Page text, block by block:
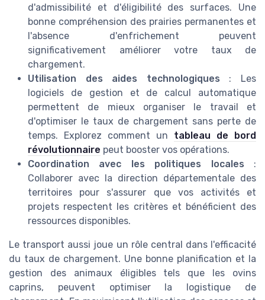
d'admissibilité et d'éligibilité des surfaces. Une
bonne compréhension des prairies permanentes et
l'absence d'enfrichement peuvent
significativement améliorer votre taux de
chargement.
Utilisation des aides technologiques : Les
logiciels de gestion et de calcul automatique
permettent de mieux organiser le travail et
d'optimiser le taux de chargement sans perte de
temps. Explorez comment un tableau de bord
révolutionnaire peut booster vos opérations.
Coordination avec les politiques locales :
Collaborer avec la direction départementale des
territoires pour s'assurer que vos activités et
projets respectent les critères et bénéficient des
ressources disponibles.
Le transport aussi joue un rôle central dans l'efficacité
du taux de chargement. Une bonne planification et la
gestion des animaux éligibles tels que les ovins
caprins, peuvent optimiser la logistique de